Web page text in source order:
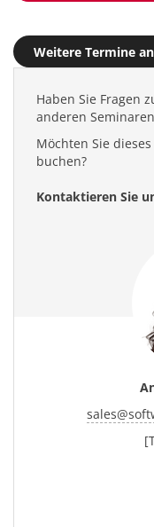
Weitere Termine
Haben Sie Fragen
anderen
Möchten Sie
buchen?
Kontaktieren Sie
sales@